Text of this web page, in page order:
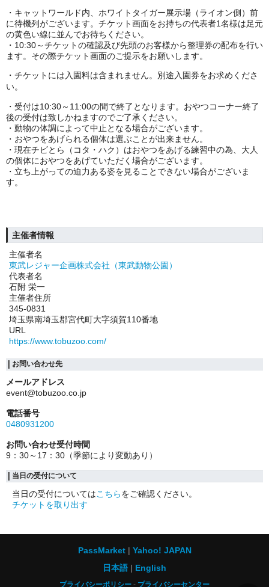
・キャットワールド内、ホワイトタイガー展示場（ライオン側）前
に待機列がございます。チケット画面をお持ちの代表者1名様は足元
の黄色い線に並んでお待ちください。
・10:30～チケットの確認及び先頭のお客様から整理券の配布を行い
ます。その際チケット画面のご提示をお願いします。
・チケットには入園料は含まれません。別途入園券をお求めくださ
い。
・受付は10:30～11:00の間で終了となります。おやつコーナー終了
後の受付は致しかねますのでご了承ください。
・動物の体調によって中止となる場合がございます。
・おやつをあげられる個体は選ぶことが出来ません。
・現在チビとら（コタ・ハク）はおやつをあげる練習中の為、大人
の個体におやつをあげていただく場合がございます。
・立ち上がっての迫力ある姿を見ることできない場合がございま
す。
主催者情報
主催者名
東武レジャー企画株式会社（東武動物公園）
代表者名
石附 栄一
主催者住所
345-0831
埼玉県南埼玉郡宮代町大字須賀110番地
URL
https://www.tobuzoo.com/
お問い合わせ先
メールアドレス
event@tobuzoo.co.jp
電話番号
0480931200
お問い合わせ受付時間
9：30～17：30（季節により変動あり）
当日の受付について
当日の受付についてはこちらをご確認ください。
チケットを取り出す
PassMarket
Yahoo! JAPAN
日本語
English
プライバシーポリシー プライバシーセンター